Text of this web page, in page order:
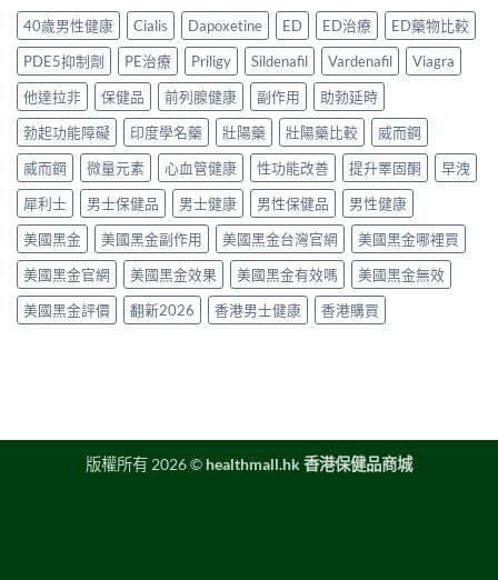
價〉
中
方
法
與
正
貨
購
買
指
南〉
中
價
錢
完
整
指
南〉
中
年
香
港
延
時
噴
霧
購
指
南〉
中
他
早
洩
藥
物
比
較
2026：
服
藥、
噴
劑、
雙
效
片
點
40歲男性健康 Cialis Dapoxetine ED ED治療
ED藥物比較
PDE5抑制劑
PE治療 Priligy Sildenafil Vardenafil
Viagra
他達拉非
保健品 前列腺健康 副作用
助勃延時
勃起功能障礙
印度學名藥 壯陽藥 壯陽藥比較
威而鋼
威而鋼
微量元素 心血管健康 性功能改善 提升睪固酮
早洩
犀利士
男士保健品 男士健康 男性保健品
男性健康
美國黑金
美國黑金副作用 美國黑金台灣官網
美國黑金哪裡買
美國黑金官網
美國黑金效果 美國黑金有效嗎
美國黑金無效
美國黑金評價
翻新2026 香港男士健康 香港購買
版權所有 2026 © healthmall.hk 香港保健品商城